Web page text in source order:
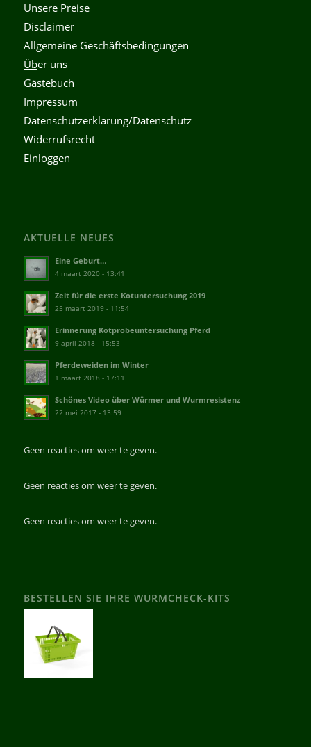
Unsere Preise
Disclaimer
Allgemeine Geschäftsbedingungen
Über uns
Gästebuch
Impressum
Datenschutzerklärung/Datenschutz
Widerrufsrecht
Einloggen
AKTUELLE NEUES
Eine Geburt…
4 maart 2020 - 13:41
Zeit für die erste Kotuntersuchung 2019
25 maart 2019 - 11:54
Erinnerung Kotprobeuntersuchung Pferd
9 april 2018 - 15:53
Pferdeweiden im Winter
1 maart 2018 - 17:11
Schönes Video über Würmer und Wurmresistenz
22 mei 2017 - 13:59
Geen reacties om weer te geven.
Geen reacties om weer te geven.
Geen reacties om weer te geven.
BESTELLEN SIE IHRE WURMCHECK-KITS